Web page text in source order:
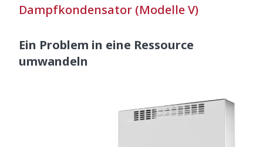
Dampfkondensator (Modelle V)
Ein Problem in eine Ressource
umwandeln